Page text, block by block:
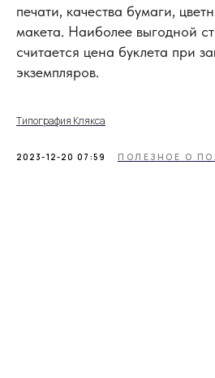
печати, качества бумаги,
макета. Наиболее выгодной
считается цена буклета при
экземпляров.
Типография Клякса
2023-12-20 07:59 ПОЛЕЗНОЕ О